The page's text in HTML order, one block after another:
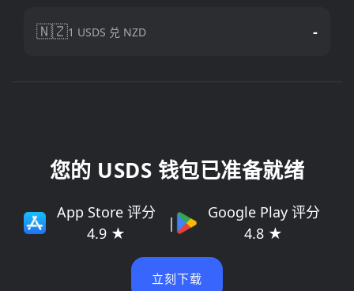
🇳🇿1 USDS 兑 NZD -
您的 USDS 钱包已准备就绪
App Store 评分
4.9 ★
|
Google Play 评分
4.8 ★
立刻下载